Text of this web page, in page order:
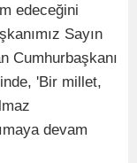
edeceğini
Sayın
Cumhurbaşkanı
'Bir millet,
devam